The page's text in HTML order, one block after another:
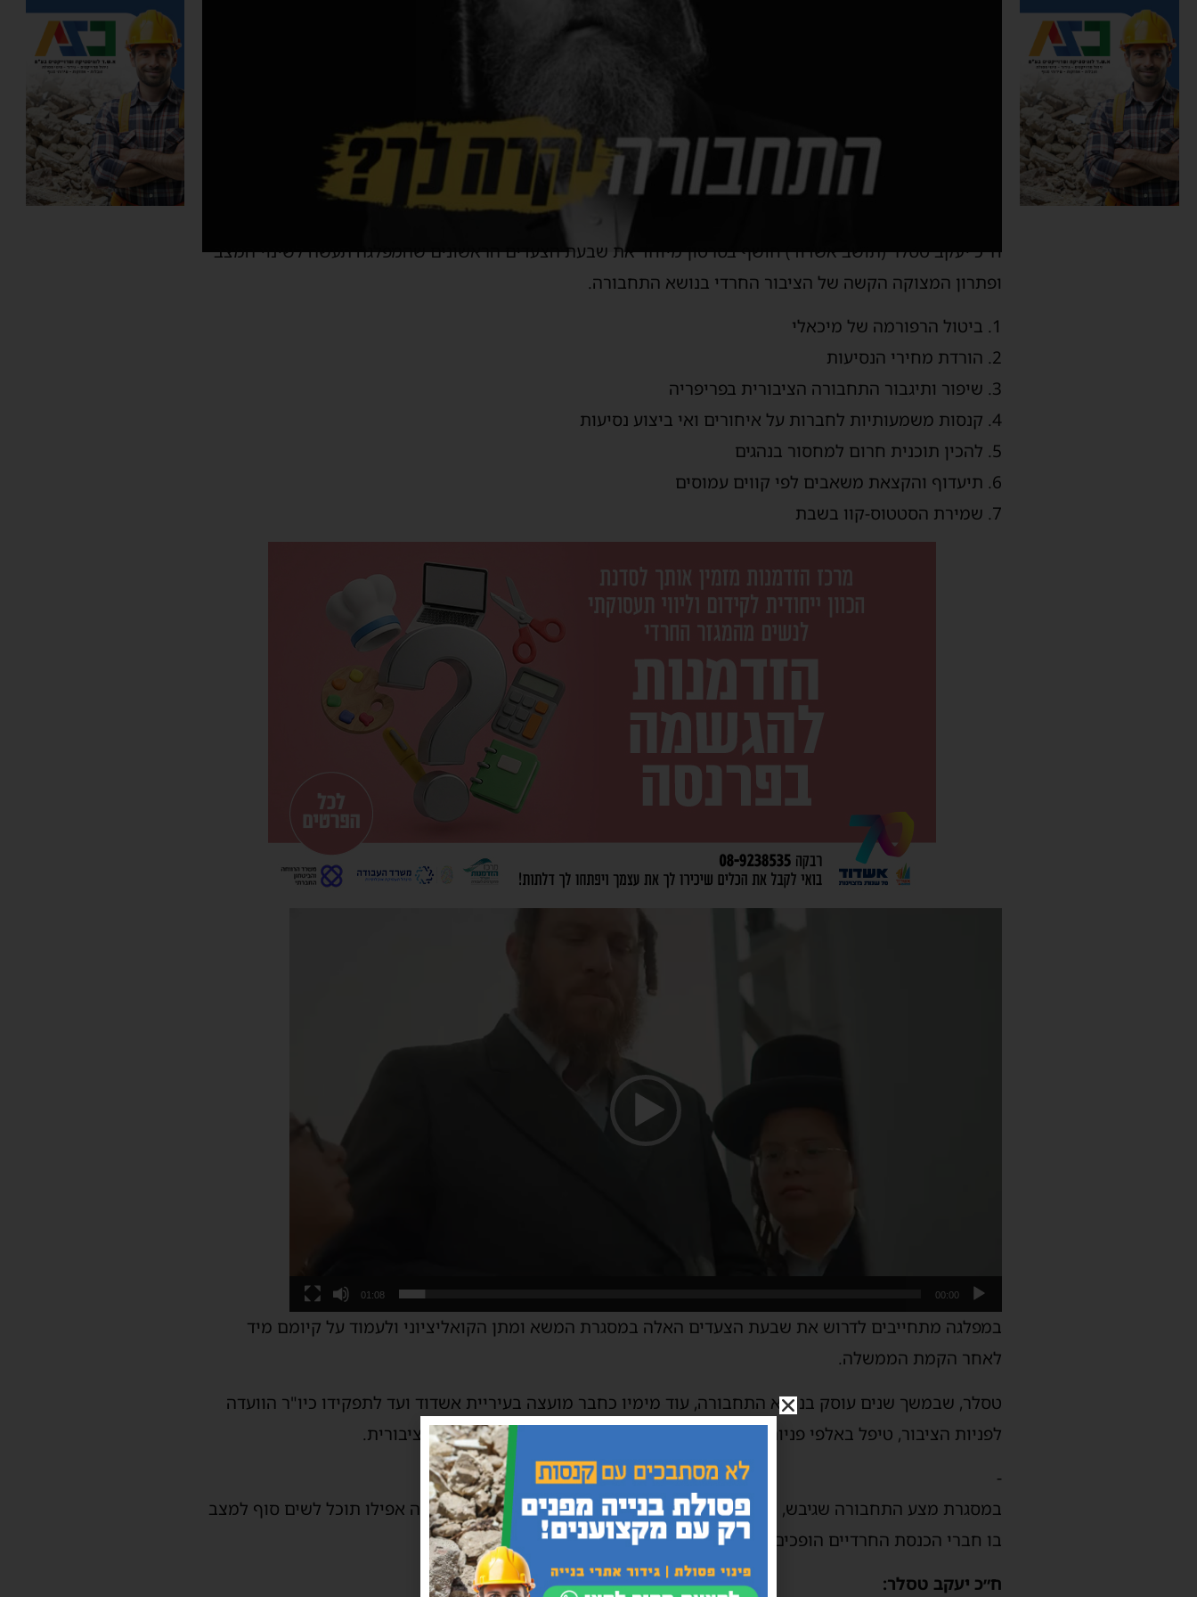
ח"כ יעקב טסלר (תושב אשדוד) חושף בסרטון מיוחד את שבעת הצעדים הראשונים שהמפלגה תעשה לשינוי המצב
ופתרון המצוקה הקשה של הציבור החרדי בנושא התחבורה.
1. ביטול הרפורמה של מיכאלי
2. הורדת מחירי הנסיעות
3. שיפור ותיגבור התחבורה הציבורית בפריפריה
4. קנסות משמעותיות לחברות על איחורים ואי ביצוע נסיעות
5. להכין תוכנית חרום למחסור בנהגים
6. תיעדוף והקצאת משאבים לפי קווים עמוסים
7. שמירת הסטטוס-קוו בשבת
00:00
01:08
במפלגה מתחייבים לדרוש את שבעת הצעדים האלה במסגרת המשא ומתן הקואליציוני ולעמוד על קיומם מיד
לאחר הקמת הממשלה.
טסלר, שבמשך שנים עוסק בנושא התחבורה, עוד מימיו כחבר מועצה בעיריית אשדוד ועד לתפקידו כיו"ר הוועדה
לפניות הציבור, טיפל באלפי פניות פרטניות שזרמו אליו בכל עת מנוסעי התחבורה הציבורית.
-
במסגרת מצע התחבורה שגיבש, הוא מציע להביא בשבעה למהפכה בתחום, שלמעשה אפילו תוכל לשים סוף למצב
בו חברי הכנסת החרדיים הופכים למשרד תחבורה מקביל בעקבות מחדלי הרשויות.
ח״כ יעקב טסלר: